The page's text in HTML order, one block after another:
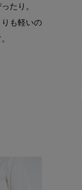
たり。
も軽いの